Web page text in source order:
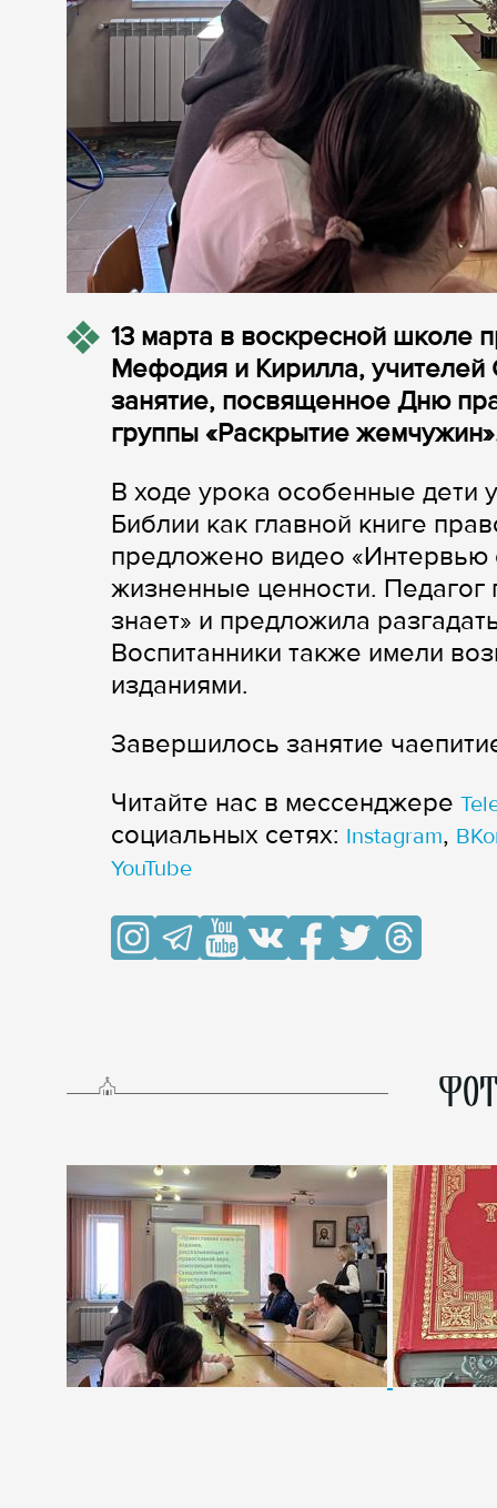
13 марта в воскресной школе
Мефодия и Кирилла, учителей
занятие, посвященное Дню
группы «Раскрытие
В ходе урока особенные дети
Библии как главной книге
предложено видео
жизненные ценности. Педагог
знает» и предложила
Воспитанники также имели
изданиями.
Завершилось занятие
Читайте нас в мессенджере
cоциальных сетях: Instagram,
YouTube